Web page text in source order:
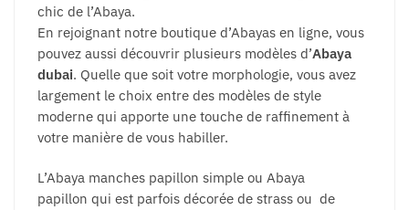
chic de l’Abaya.
En rejoignant notre boutique d’Abayas en ligne, vous
pouvez aussi découvrir plusieurs modèles d’Abaya
dubai. Quelle que soit votre morphologie, vous avez
largement le choix entre des modèles de style
moderne qui apporte une touche de raffinement à
votre manière de vous habiller.
L’Abaya manches papillon simple ou Abaya
papillon qui est parfois décorée de strass ou de